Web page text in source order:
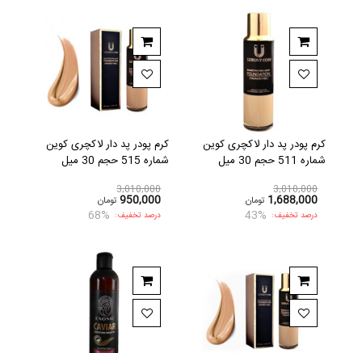
کرم پودر پد دار لاکچری کوین
شماره 511 حجم 30 میل
3,010,000
1,688,000 تومان
درصد تخفیف: 43%
کرم پودر پد دار لاکچری کوین
شماره 515 حجم 30 میل
3,010,000
950,000 تومان
درصد تخفیف: 68%